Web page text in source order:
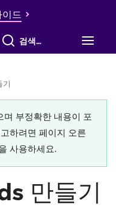
드
체 검색
기
며 부정확한 내용이 포
하려면 페이지 오른
사용하세요.
만들기